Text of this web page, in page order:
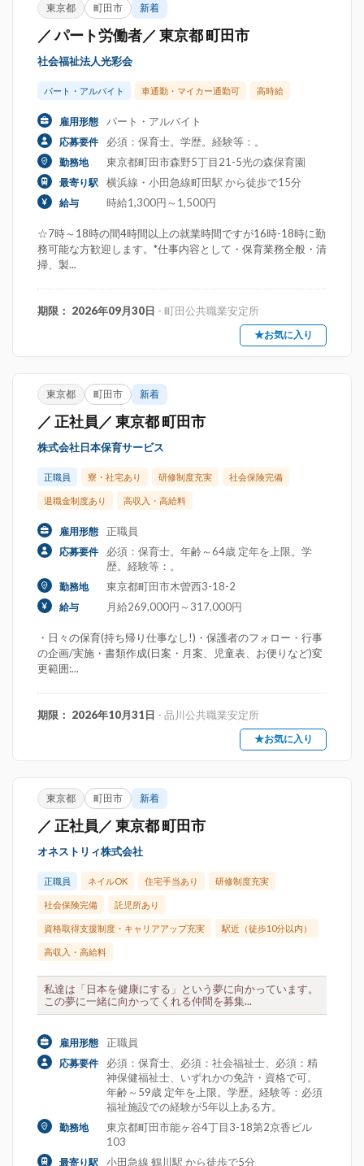
東京都 町田市 新着
／ パート労働者／ 東京都 町田市
社会福祉法人光彩会
パート・アルバイト 車通勤・マイカー通勤可 高時給
雇用形態 パート・アルバイト
応募要件 必須：保育士。学歴。経験等：。
勤務地 東京都町田市森野5丁目21-5光の森保育園
最寄り駅 横浜線・小田急線町田駅 から徒歩で15分
給与 時給1,300円～1,500円
☆7時～18時の間4時間以上の就業時間ですが16時-18時に勤
務可能な方歓迎します。*仕事内容として・保育業務全般・清
掃、製...
期限： 2026年09月30日 - 町田公共職業安定所
★お気に入り
東京都 町田市 新着
／ 正社員／ 東京都 町田市
株式会社日本保育サービス
正職員 寮・社宅あり 研修制度充実 社会保険完備
退職金制度あり 高収入・高給料
雇用形態 正職員
応募要件
必須：保育士。年齢～64歳 定年を上限。学
歴。経験等：。
勤務地 東京都町田市木曽西3-18-2
給与 月給269,000円～317,000円
・日々の保育(持ち帰り仕事なし!)・保護者のフォロー・行事
の企画/実施・書類作成(日案・月案、児童表、お便りなど)変
更範囲:...
期限： 2026年10月31日 - 品川公共職業安定所
★お気に入り
東京都 町田市 新着
／ 正社員／ 東京都 町田市
オネストリィ株式会社
正職員 ネイルOK 住宅手当あり 研修制度充実
社会保険完備 託児所あり
資格取得支援制度・キャリアアップ充実 駅近（徒歩10分以内）
高収入・高給料
私達は「日本を健康にする」という夢に向かっています。
この夢に一緒に向かってくれる仲間を募集...
雇用形態 正職員
応募要件
必須：保育士、必須：社会福祉士、必須：精
神保健福祉士、いずれかの免許・資格で可。
年齢～59歳 定年を上限。学歴。経験等：必須
福祉施設での経験が5年以上ある方。
勤務地
東京都町田市能ヶ谷4丁目3-18第2京香ビル
103
最寄り駅 小田急線 鶴川駅 から徒歩で5分